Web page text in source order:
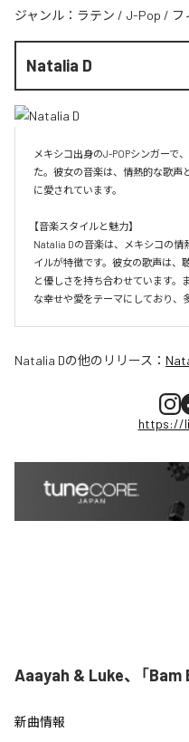
ジャンル： ラテン / J-Pop / フ
Natalia D
メキシコ出身のJ-POPシンガーで
た。彼女の音楽は、情熱的な歌声
に愛されています。
【音楽スタイルと魅力】
Natalia Dの音楽は、メキシコの情
イルが特徴です。彼女の歌声は、
と優しさを持ち合わせています。
な幸せや愛をテーマにしており、
Natalia Dの他のリリース：
https://
Aaayah & Luke、「Bam
新曲情報